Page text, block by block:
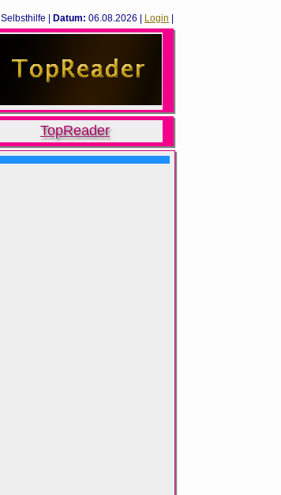
Login
Datum: 06.08.2026 |
Selbsthilfe |
TopReader